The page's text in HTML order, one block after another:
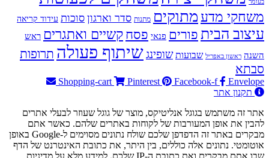
בעומר
משחקי מדע מתוקים מתנות סדר וארגון סוכות עידוד קריאה
עיצוב הבית פורים פנאי פסח קשיים ואתגרים ראש
השנה ראשון באפריל שבועות שופינגשיתוף פעולה תרופות
סבתא
Shopping-cart Pinterest Facebook-f
Envelope
תקנון אתר
אתר זה משתמש בגוגל אנליטיקס, מוצר של גוגל שעוזר לבעלי אתרים
להבין את אופן המעורבות של לקוחות באתרים שלהם. כאשר אתם
מבקרים באתר זה הדפדפן שלכם שולח נתונים מסוימים ל-Google באופן
אוטומטי. נתונים אלה כוללים, בין היתר, את כתובת האינטרנט של הדף